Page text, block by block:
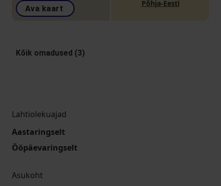
Ava kaart
Põhja-Eesti
Kõik omadused (3)
Lahtiolekuajad
Aastaringselt
Ööpäevaringselt
Asukoht